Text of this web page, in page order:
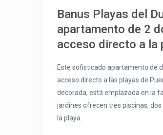
Banus Playas del
apartamento de 2
acceso directo a la
Este sofisticado apartamento de
acceso directo a las playas de
decorada, está emplazada en la
jardines ofrecen tres piscinas,
la playa.